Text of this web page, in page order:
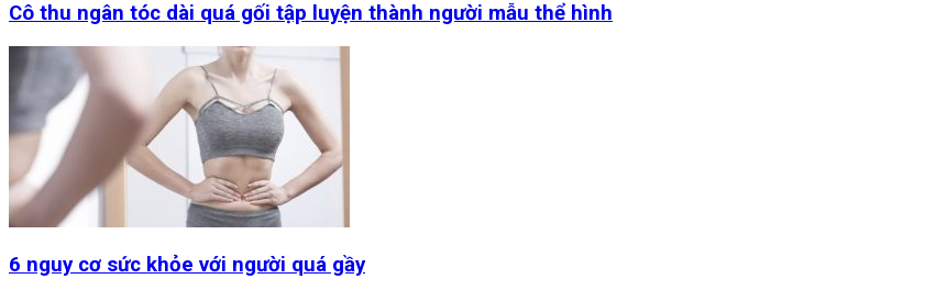
Cô thu ngân tóc dài quá gối tập luyện thành người mẫu thể hình
6 nguy cơ sức khỏe với người quá gầy